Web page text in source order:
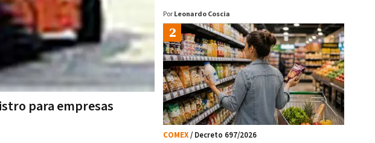
para empresas
Por Leonardo Coscia
COMEX/ Decreto 697/2026